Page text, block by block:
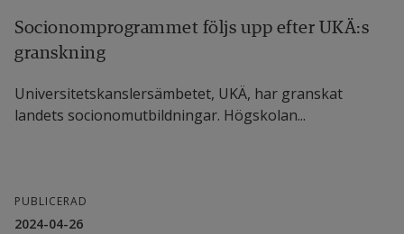
Socionomprogrammet följs upp efter UKÄ:s
granskning
Universitetskanslersämbetet, UKÄ, har granskat
landets socionomutbildningar. Högskolan...
PUBLICERAD
2024-04-26